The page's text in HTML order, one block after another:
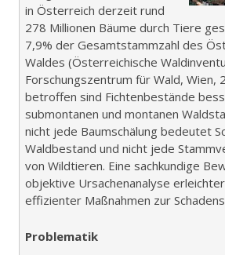
in Österreich derzeit rund
278 Millionen Bäume durch Tiere
7,9% der Gesamtstammzahl des
Waldes (Österreichische
Forschungszentrum für Wald, Wien,
betroffen sind Fichtenbestände
submontanen und montanen
nicht jede Baumschälung bedeutet
Waldbestand und nicht jede
von Wildtieren. Eine sachkundige
objektive Ursachenanalyse
effizienter Maßnahmen zur
Problematik